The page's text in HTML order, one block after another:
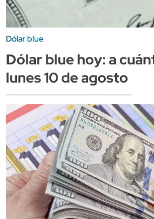
Dólar blue
Dólar blue hoy: a
lunes 10 de agosto